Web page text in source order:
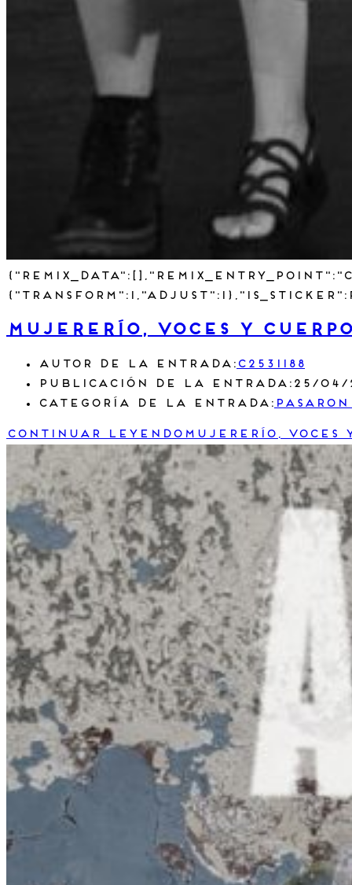
Mujererío, voces y
Autor de la entrada: c2531188
Publicación de la entrada: 25/04/
Categoría de la entrada:
Continuar leyendo Mujererío, voces